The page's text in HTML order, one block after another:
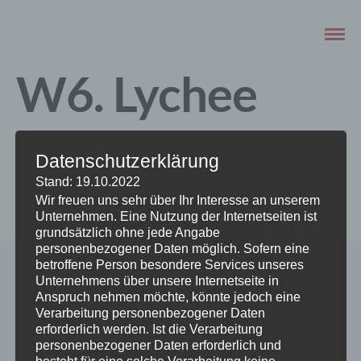
W6. Lychee
Kompott
Datenschutzerklärung
Stand: 19.10.2022
Wir freuen uns sehr über Ihr Interesse an unserem
Unternehmen. Eine Nutzung der Internetseiten ist
grundsätzlich ohne jede Angabe
personenbezogener Daten möglich. Sofern eine
betroffene Person besondere Services unseres
Unternehmens über unsere Internetseite in
Anspruch nehmen möchte, könnte jedoch eine
Verarbeitung personenbezogener Daten
erforderlich werden. Ist die Verarbeitung
personenbezogener Daten erforderlich und